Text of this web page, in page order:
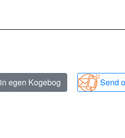
egen Kogebog
Send